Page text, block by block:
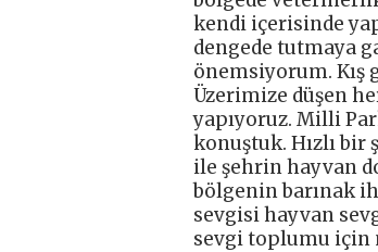
kendi içerisinde
dengede tutmaya
önemsiyorum. Kış
Üzerimize düşen
yapıyoruz. Milli
konuştuk. Hızlı
ile şehrin hayvan
bölgenin barınak
sevgisi hayvan
sevgi toplumu için